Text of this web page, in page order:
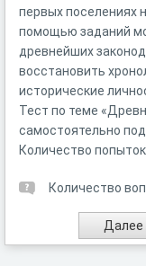
первых поселениях
помощью заданий
древнейших
восстановить
исторические
Тест по теме
самостоятельно
Количество
Количество